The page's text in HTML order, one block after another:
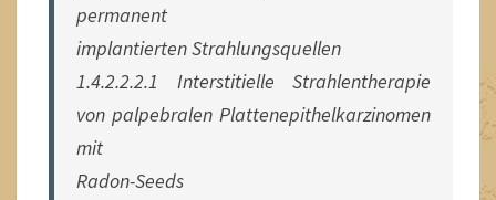
permanent
implantierten Strahlungsquellen
1.4.2.2.2.1 Interstitielle Strahlentherapie
von palpebralen Plattenepithelkarzinomen
mit
Radon-Seeds